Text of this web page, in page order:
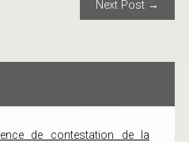
Next Post →
de contestation de la